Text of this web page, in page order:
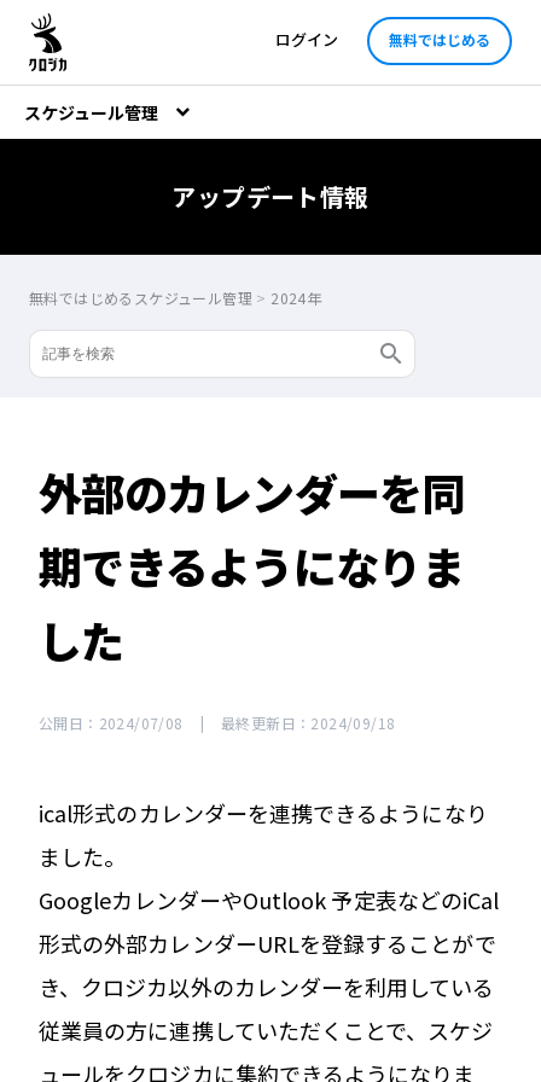
ログイン 無料ではじめる
スケジュール管理
アップデート情報
無料ではじめるスケジュール管理 > 2024年
外部のカレンダーを同
期できるようになりま
した
公開日：2024/07/08 | 最終更新日：2024/09/18
ical形式のカレンダーを連携できるようになり
ました。
GoogleカレンダーやOutlook 予定表などのiCal
形式の外部カレンダーURLを登録することがで
き、クロジカ以外のカレンダーを利用している
従業員の方に連携していただくことで、スケジ
ュールをクロジカに集約できるようになりま